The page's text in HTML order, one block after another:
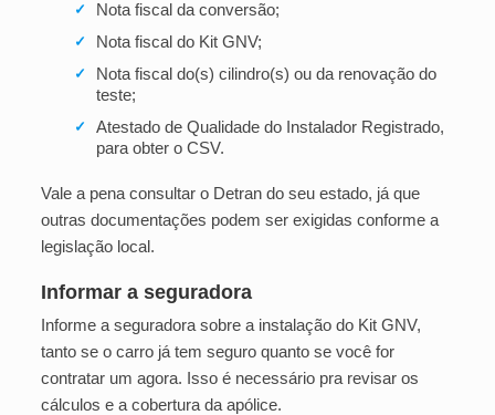
✓ Nota fiscal da conversão;
✓ Nota fiscal do Kit GNV;
✓
Nota fiscal do(s) cilindro(s) ou da renovação do
teste;
✓
Atestado de Qualidade do Instalador Registrado,
para obter o CSV.
Vale a pena consultar o Detran do seu estado, já que
outras documentações podem ser exigidas conforme a
legislação local.
Informar a seguradora
Informe a seguradora sobre a instalação do Kit GNV,
tanto se o carro já tem seguro quanto se você for
contratar um agora. Isso é necessário pra revisar os
cálculos e a cobertura da apólice.